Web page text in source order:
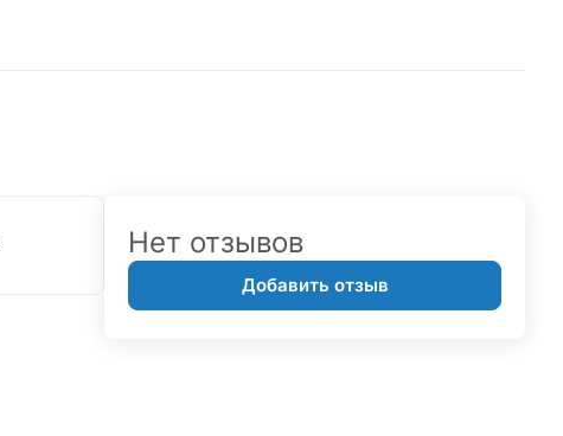
Нет отзывов
Добавить отзыв